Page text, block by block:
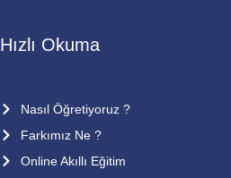
Hızlı Okuma
Nasıl Öğretiyoruz ?
Farkımız Ne ?
Online Akıllı Eğitim